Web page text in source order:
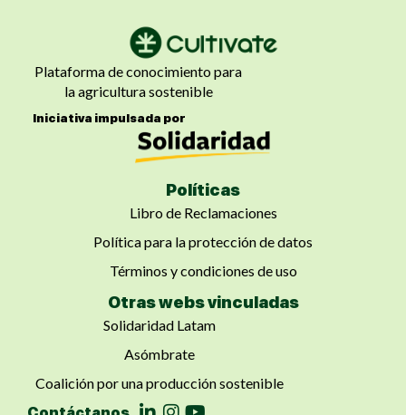
Plataforma de conocimiento para
la agricultura sostenible
Iniciativa impulsada por
Políticas
Libro de Reclamaciones
Política para la protección de datos
Términos y condiciones de uso
Otras webs vinculadas
Solidaridad Latam
Asómbrate
Coalición por una producción sostenible